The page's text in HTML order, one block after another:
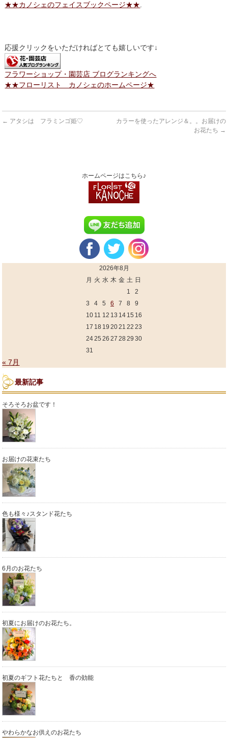
★★カノシェのフェイスブックページ★★.
応援クリックをいただければとても嬉しいです↓
フラワーショップ・園芸店 ブログランキングへ
★★フローリスト カノシェのホームページ★
← アタシは フラミンゴ姫♡
カラーを使ったアレンジ＆。。お届けの
お花たち →
ホームページはこちら♪
2026年8月
月 火 水 木 金 土 日
1
2
3
4 5 6 7 8
9
10 11 12 13 14 15 16
17 18 19 2021 22 23
2425 26 27 28 29 30
31
« 7月
最新記事
そろそろお盆です！
お届けの花束たち
色も様々♪スタンド花たち
6月のお花たち
初夏にお届けのお花たち。
初夏のギフト花たちと 香の効能
やわらかなお供えのお花たち